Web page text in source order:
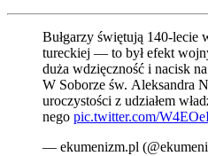
Buł­ga­rzy świę­tu­ją 140-lecie
turec­kiej — to był efekt
duża wdzięcz­ność i nacisk
W Sobo­rze św. Alek­san­dra
uro­czy­sto­ści z udzia­łem
ne­go pic.twitter.com/
— ekumenizm.pl